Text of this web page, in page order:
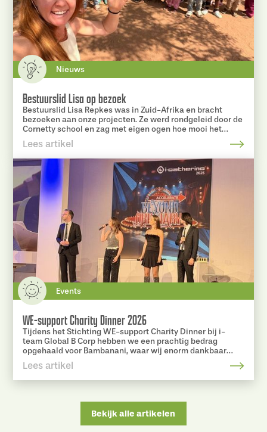
Nieuws
Bestuurslid Lisa op bezoek
Bestuurslid Lisa Repkes was in Zuid-Afrika en bracht
bezoeken aan onze projecten. Ze werd rondgeleid door de
Cornetty school en zag met eigen ogen hoe mooi het
nieuwe gebouw al vordert.
Lees artikel
Events
WE-support Charity Dinner 2026
Tijdens het Stichting WE-support Charity Dinner bij i-
team Global B Corp hebben we een prachtig bedrag
opgehaald voor Bambanani, waar wij enorm dankbaar
Lees artikel
Bekijk alle artikelen